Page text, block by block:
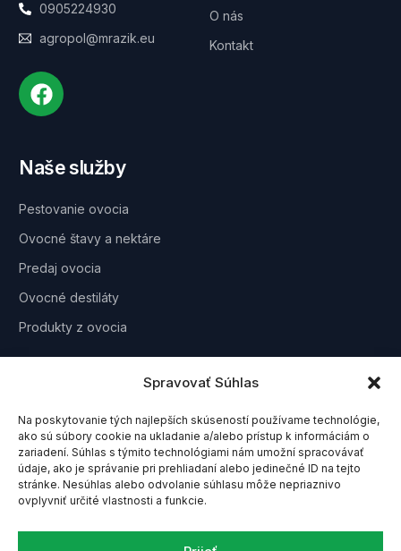
Spravovať Súhlas
Na poskytovanie tých najlepších skúseností používame technológie,
ako sú súbory cookie na ukladanie a/alebo prístup k informáciám o
zariadení. Súhlas s týmito technológiami nám umožní spracovávať
údaje, ako je správanie pri prehliadaní alebo jedinečné ID na tejto
stránke. Nesúhlas alebo odvolanie súhlasu môže nepriaznivo
ovplyvniť určité vlastnosti a funkcie.
0905224930
agropol@mrazik.eu
O nás
Kontakt
Naše služby
Pestovanie ovocia
Ovocné štavy a nektáre
Predaj ovocia
Ovocné destiláty
Produkty z ovocia